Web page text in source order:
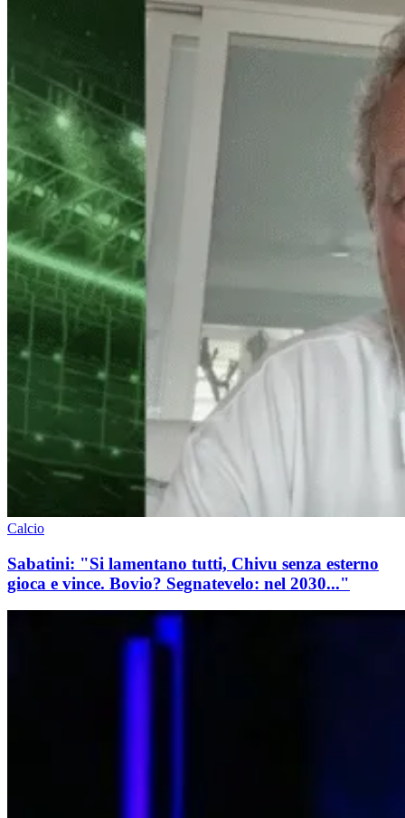
Calcio
Sabatini: "Si lamentano tutti, Chivu senza esterno
gioca e vince. Bovio? Segnatevelo: nel 2030..."